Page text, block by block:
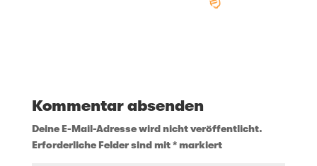
Kommentar absenden
Deine E-Mail-Adresse wird nicht veröffentlicht.
Erforderliche Felder sind mit*markiert